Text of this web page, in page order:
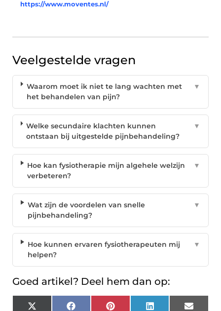
https://www.moventes.nl/
Veelgestelde vragen
Waarom moet ik niet te lang wachten met
het behandelen van pijn?
▼
Welke secundaire klachten kunnen
ontstaan bij uitgestelde pijnbehandeling?
▼
Hoe kan fysiotherapie mijn algehele welzijn
verbeteren?
▼
Wat zijn de voordelen van snelle
pijnbehandeling?
▼
Hoe kunnen ervaren fysiotherapeuten mij
helpen?
▼
Goed artikel? Deel hem dan op: